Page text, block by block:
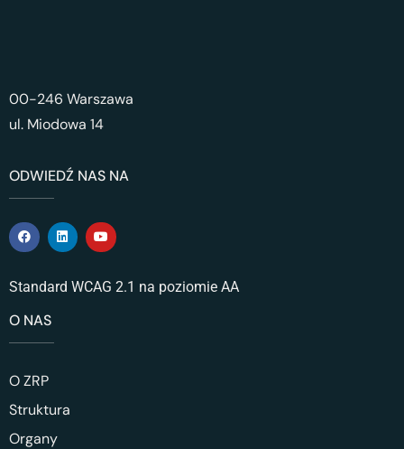
00-246 Warszawa
ul. Miodowa 14
ODWIEDŹ NAS NA
Standard WCAG 2.1 na poziomie AA
O NAS
O ZRP
Struktura
Organy